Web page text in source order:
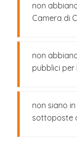
non
Camera di
non
pubblici per
non siano
sottoposte